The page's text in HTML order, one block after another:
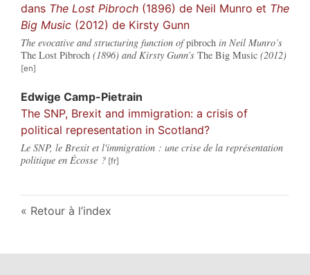
dans The Lost Pibroch (1896) de Neil Munro et The
Big Music (2012) de Kirsty Gunn
The evocative and structuring function ofpibroch in Neil Munro’s
The Lost Pibroch (1896) and Kirsty Gunn’s The Big Music (2012)
Edwige Camp-Pietrain
The SNP, Brexit and immigration: a crisis of
political representation in Scotland?
Le SNP, le Brexit et l'immigration : une crise de la représentation
politique en Écosse ?
Retour à l’index